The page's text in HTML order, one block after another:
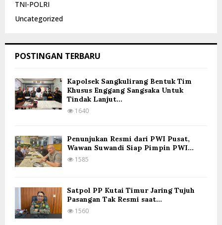
TNI-POLRI
Uncategorized
POSTINGAN TERBARU
Kapolsek Sangkulirang Bentuk Tim
Khusus Enggang Sangsaka Untuk
Tindak Lanjut...
1640
Penunjukan Resmi dari PWI Pusat,
Wawan Suwandi Siap Pimpin PWI...
1585
Satpol PP Kutai Timur Jaring Tujuh
Pasangan Tak Resmi saat...
1560